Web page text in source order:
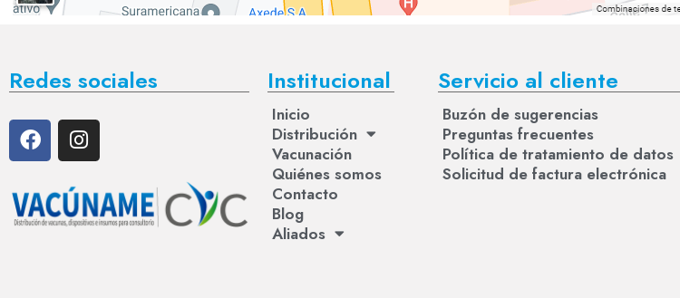
Redes sociales Institucional
Inicio
Distribución
Vacunación
Quiénes somos
Contacto
Blog
Aliados
Servicio al cliente
Buzón de sugerencias
Preguntas frecuentes
Política de tratamiento de datos
Solicitud de factura electrónica